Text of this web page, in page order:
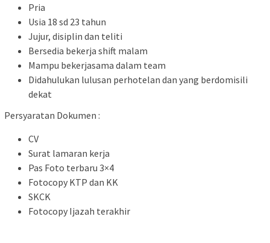
Pria
Usia 18 sd 23 tahun
Jujur, disiplin dan teliti
Bersedia bekerja shift malam
Mampu bekerjasama dalam team
Didahulukan lulusan perhotelan dan yang berdomisili
dekat
Persyaratan Dokumen :
CV
Surat lamaran kerja
Pas Foto terbaru 3×4
Fotocopy KTP dan KK
SKCK
Fotocopy Ijazah terakhir